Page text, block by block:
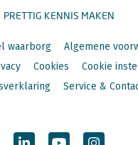
PRETTIG KENNIS MAKEN
waarborg
Algemene
Cookies
Cookie
Service &